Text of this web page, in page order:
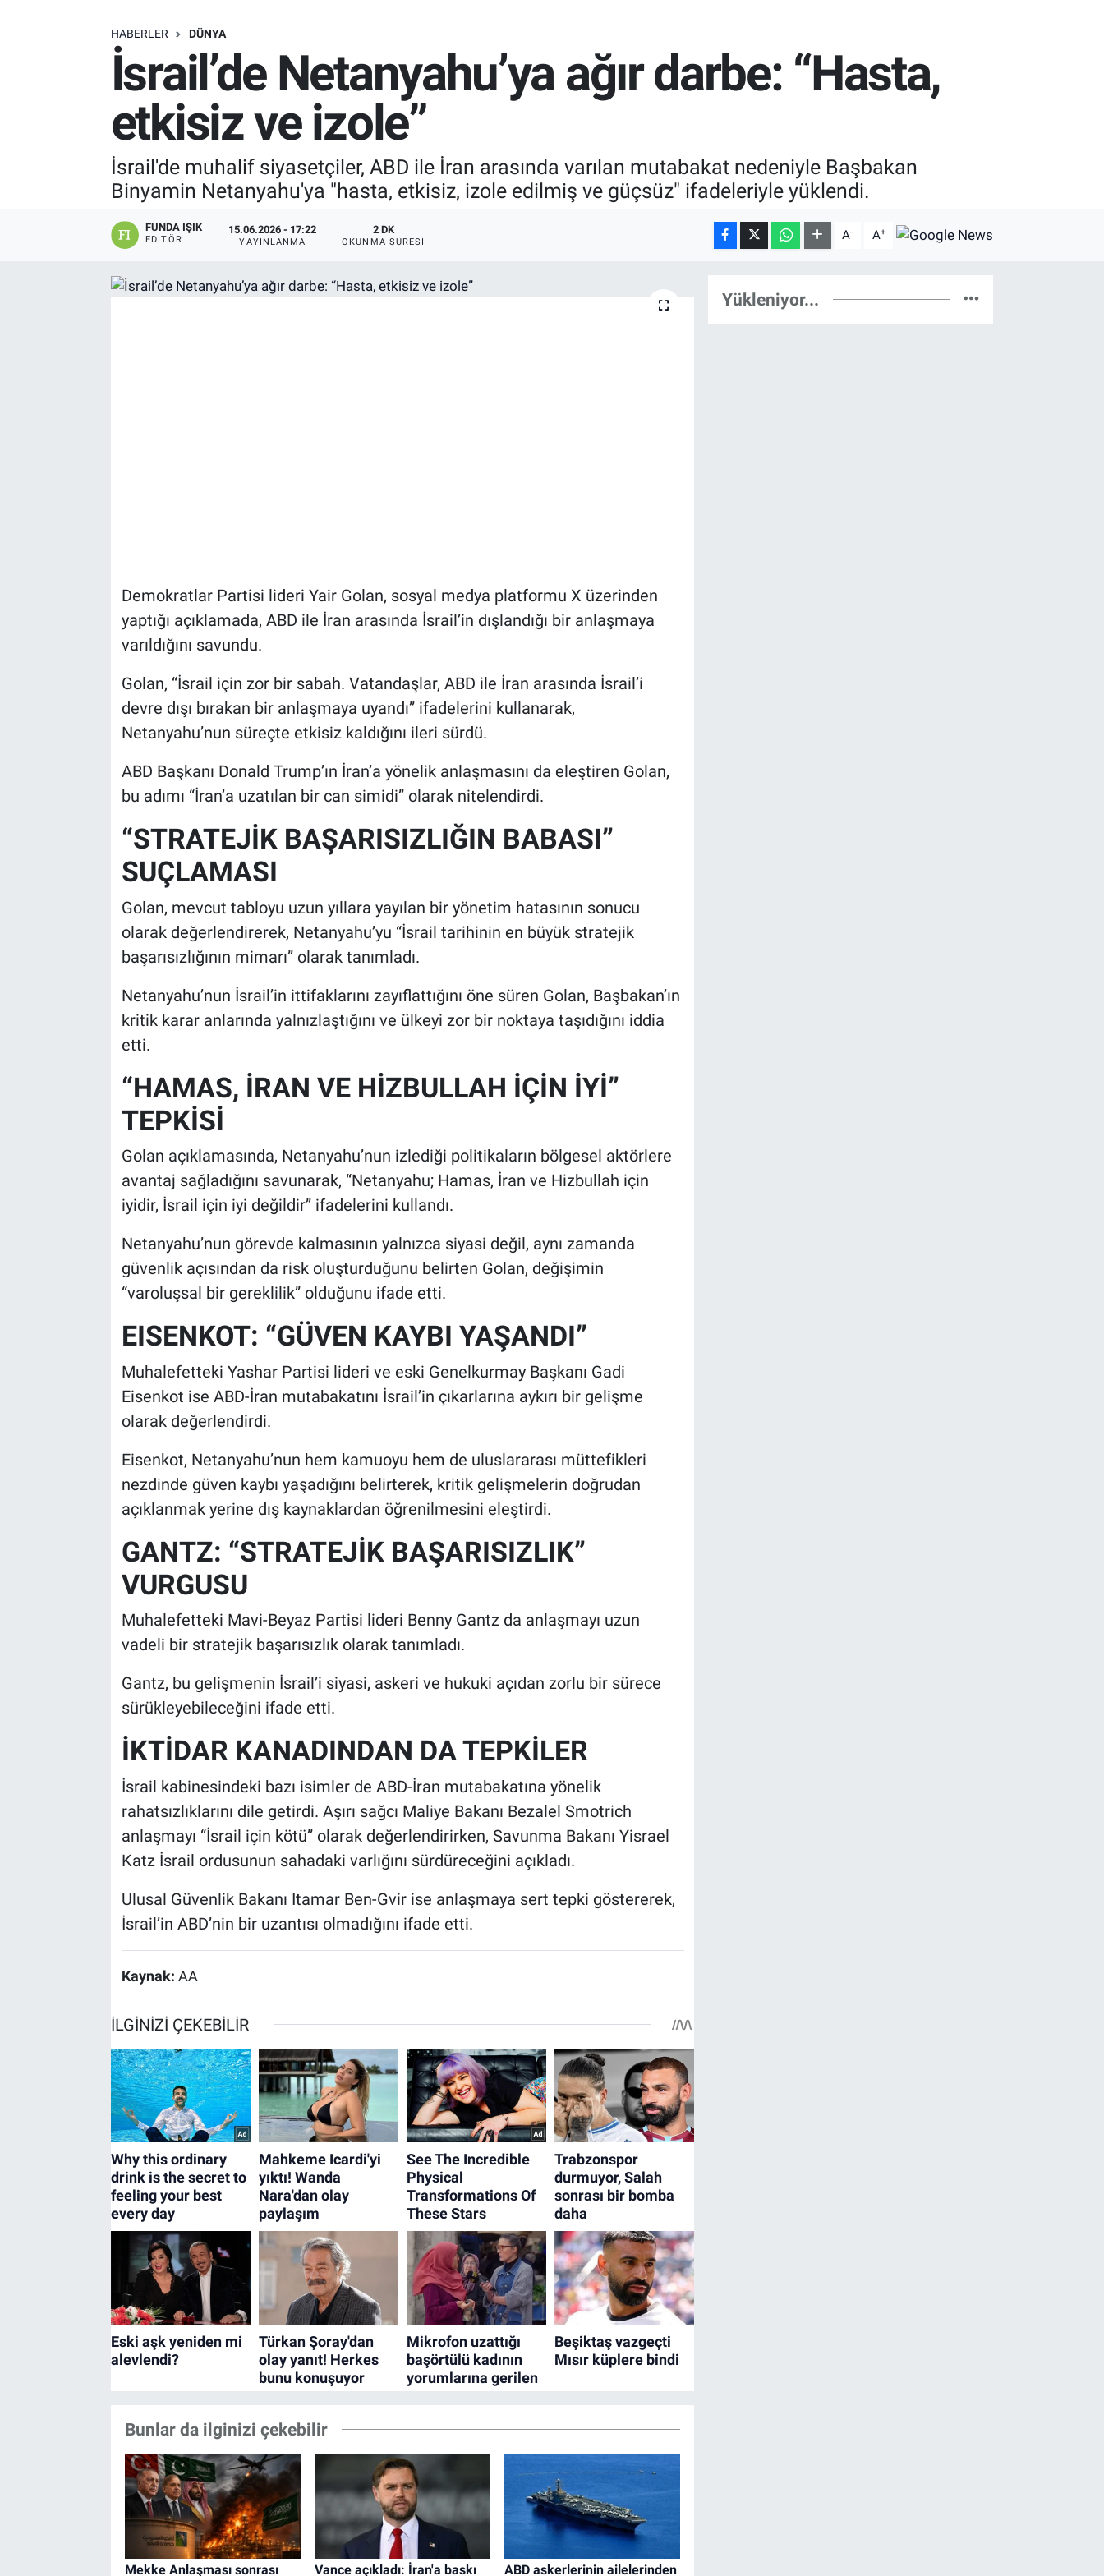
HABERLER DÜNYA
İsrail’de Netanyahu’ya ağır darbe: “Hasta,
etkisiz ve izole”
İsrail'de muhalif siyasetçiler, ABD ile İran arasında varılan mutabakat nedeniyle Başbakan
Binyamin Netanyahu'ya "hasta, etkisiz, izole edilmiş ve güçsüz" ifadeleriyle yüklendi.
FUNDA IŞIK
EDITÖR
15.06.2026 - 17:22
YAYINLANMA
2 DK
OKUNMA SÜRESI A- A+
Demokratlar Partisi lideri Yair Golan, sosyal medya platformu X üzerinden
yaptığı açıklamada, ABD ile İran arasında İsrail’in dışlandığı bir anlaşmaya
varıldığını savundu.
Golan, “İsrail için zor bir sabah. Vatandaşlar, ABD ile İran arasında İsrail’i
devre dışı bırakan bir anlaşmaya uyandı” ifadelerini kullanarak,
Netanyahu’nun süreçte etkisiz kaldığını ileri sürdü.
ABD Başkanı Donald Trump’ın İran’a yönelik anlaşmasını da eleştiren Golan,
bu adımı “İran’a uzatılan bir can simidi” olarak nitelendirdi.
“STRATEJİK BAŞARISIZLIĞIN BABASI”
SUÇLAMASI
Golan, mevcut tabloyu uzun yıllara yayılan bir yönetim hatasının sonucu
olarak değerlendirerek, Netanyahu’yu “İsrail tarihinin en büyük stratejik
başarısızlığının mimarı” olarak tanımladı.
Netanyahu’nun İsrail’in ittifaklarını zayıflattığını öne süren Golan, Başbakan’ın
kritik karar anlarında yalnızlaştığını ve ülkeyi zor bir noktaya taşıdığını iddia
etti.
“HAMAS, İRAN VE HİZBULLAH İÇİN İYİ”
TEPKİSİ
Golan açıklamasında, Netanyahu’nun izlediği politikaların bölgesel aktörlere
avantaj sağladığını savunarak, “Netanyahu; Hamas, İran ve Hizbullah için
iyidir, İsrail için iyi değildir” ifadelerini kullandı.
Netanyahu’nun görevde kalmasının yalnızca siyasi değil, aynı zamanda
güvenlik açısından da risk oluşturduğunu belirten Golan, değişimin
“varoluşsal bir gereklilik” olduğunu ifade etti.
EISENKOT: “GÜVEN KAYBI YAŞANDI”
Muhalefetteki Yashar Partisi lideri ve eski Genelkurmay Başkanı Gadi
Eisenkot ise ABD-İran mutabakatını İsrail’in çıkarlarına aykırı bir gelişme
olarak değerlendirdi.
Eisenkot, Netanyahu’nun hem kamuoyu hem de uluslararası müttefikleri
nezdinde güven kaybı yaşadığını belirterek, kritik gelişmelerin doğrudan
açıklanmak yerine dış kaynaklardan öğrenilmesini eleştirdi.
GANTZ: “STRATEJİK BAŞARISIZLIK”
VURGUSU
Muhalefetteki Mavi-Beyaz Partisi lideri Benny Gantz da anlaşmayı uzun
vadeli bir stratejik başarısızlık olarak tanımladı.
Gantz, bu gelişmenin İsrail’i siyasi, askeri ve hukuki açıdan zorlu bir sürece
sürükleyebileceğini ifade etti.
İKTİDAR KANADINDAN DA TEPKİLER
İsrail kabinesindeki bazı isimler de ABD-İran mutabakatına yönelik
rahatsızlıklarını dile getirdi. Aşırı sağcı Maliye Bakanı Bezalel Smotrich
anlaşmayı “İsrail için kötü” olarak değerlendirirken, Savunma Bakanı Yisrael
Katz İsrail ordusunun sahadaki varlığını sürdüreceğini açıkladı.
Ulusal Güvenlik Bakanı Itamar Ben-Gvir ise anlaşmaya sert tepki göstererek,
İsrail’in ABD’nin bir uzantısı olmadığını ifade etti.
Kaynak: AA
Bunlar da ilginizi çekebilir
Mekke Anlaşması sonrası Vance açıkladı: İran'a baskı ABD askerlerinin ailelerinden
Yükleniyor...
ÖZEL HABER
ASTROLOJİ